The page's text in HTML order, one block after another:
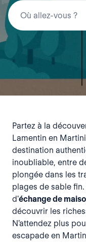
Partez à la
Lamentin en
destination
inoubliable, entre
plongée dans les
plages de sable
d'échange de
découvrir les
N'attendez plus
escapade en